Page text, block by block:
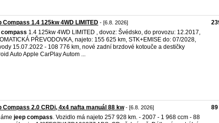
Compass 1.4 125kw 4WD LIMITED - [6.8. 2026]
compass 1.4 125kw 4WD LIMITED , dovoz: Švédsko, do provozu: 12.2017,
PŘEVODOVKA, najeto: 155 625 km, STK+EMISE do: 07/2028,
15.07.2022 - 108 776 km, nové zadní brzdové kotouče a destičky
Auto Apple CarPlay Autom ...
Compass 2.0 CRDi, 4x4 nafta manuál 88 kw- [6.8. 2026]
jeep compass. Vozidlo má najeto 257 928 km. - 2007 - 1 968 ccm - 88